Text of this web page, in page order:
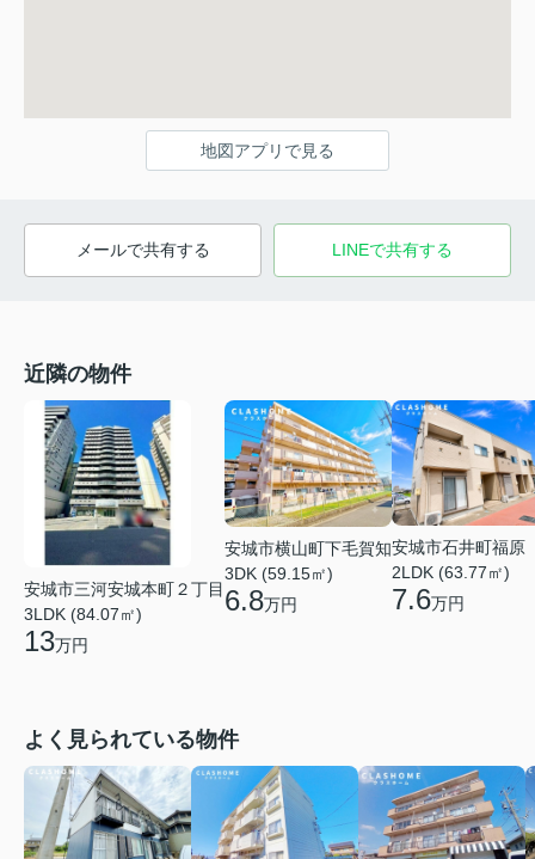
地図アプリで見る
メールで共有する LINEで共有する
近隣の物件
安城市三河安城本町２丁目
3LDK (84.07㎡)
13万円
安城市横山町下毛賀知
3DK (59.15㎡)
6.8万円
安城市石井町福原
2LDK (63.77㎡)
7.6万円
よく見られている物件